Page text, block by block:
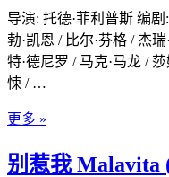
导演: 托德·菲利普斯 编
勃·凯恩 / 比尔·芬格 / 杰
特·德尼罗 / 马克·马龙 /
悚 / …
更多 »
别惹我 Malavita